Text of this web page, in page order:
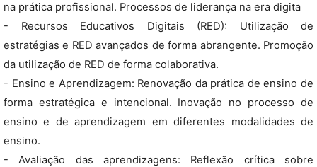
na prática profissional. Processos de liderança na era digita
- Recursos Educativos Digitais (RED): Utilização de
estratégias e RED avançados de forma abrangente. Promoção
da utilização de RED de forma colaborativa.
- Ensino e Aprendizagem: Renovação da prática de ensino de
forma estratégica e intencional. Inovação no processo de
ensino e de aprendizagem em diferentes modalidades de
ensino.
- Avaliação das aprendizagens: Reflexão crítica sobre